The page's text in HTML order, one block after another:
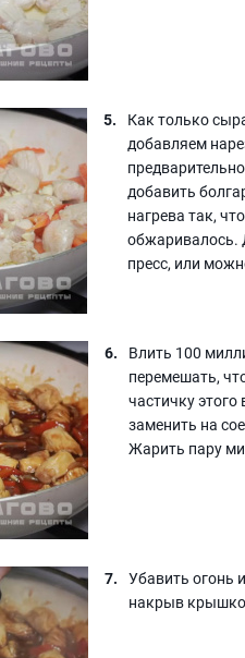
Как только
добавляем
добавить
нагрева так,
обжаривалось.
пресс, или
Влить 100
перемешать,
частичку
заменить на
Жарить пару
Убавить огонь
накрыв